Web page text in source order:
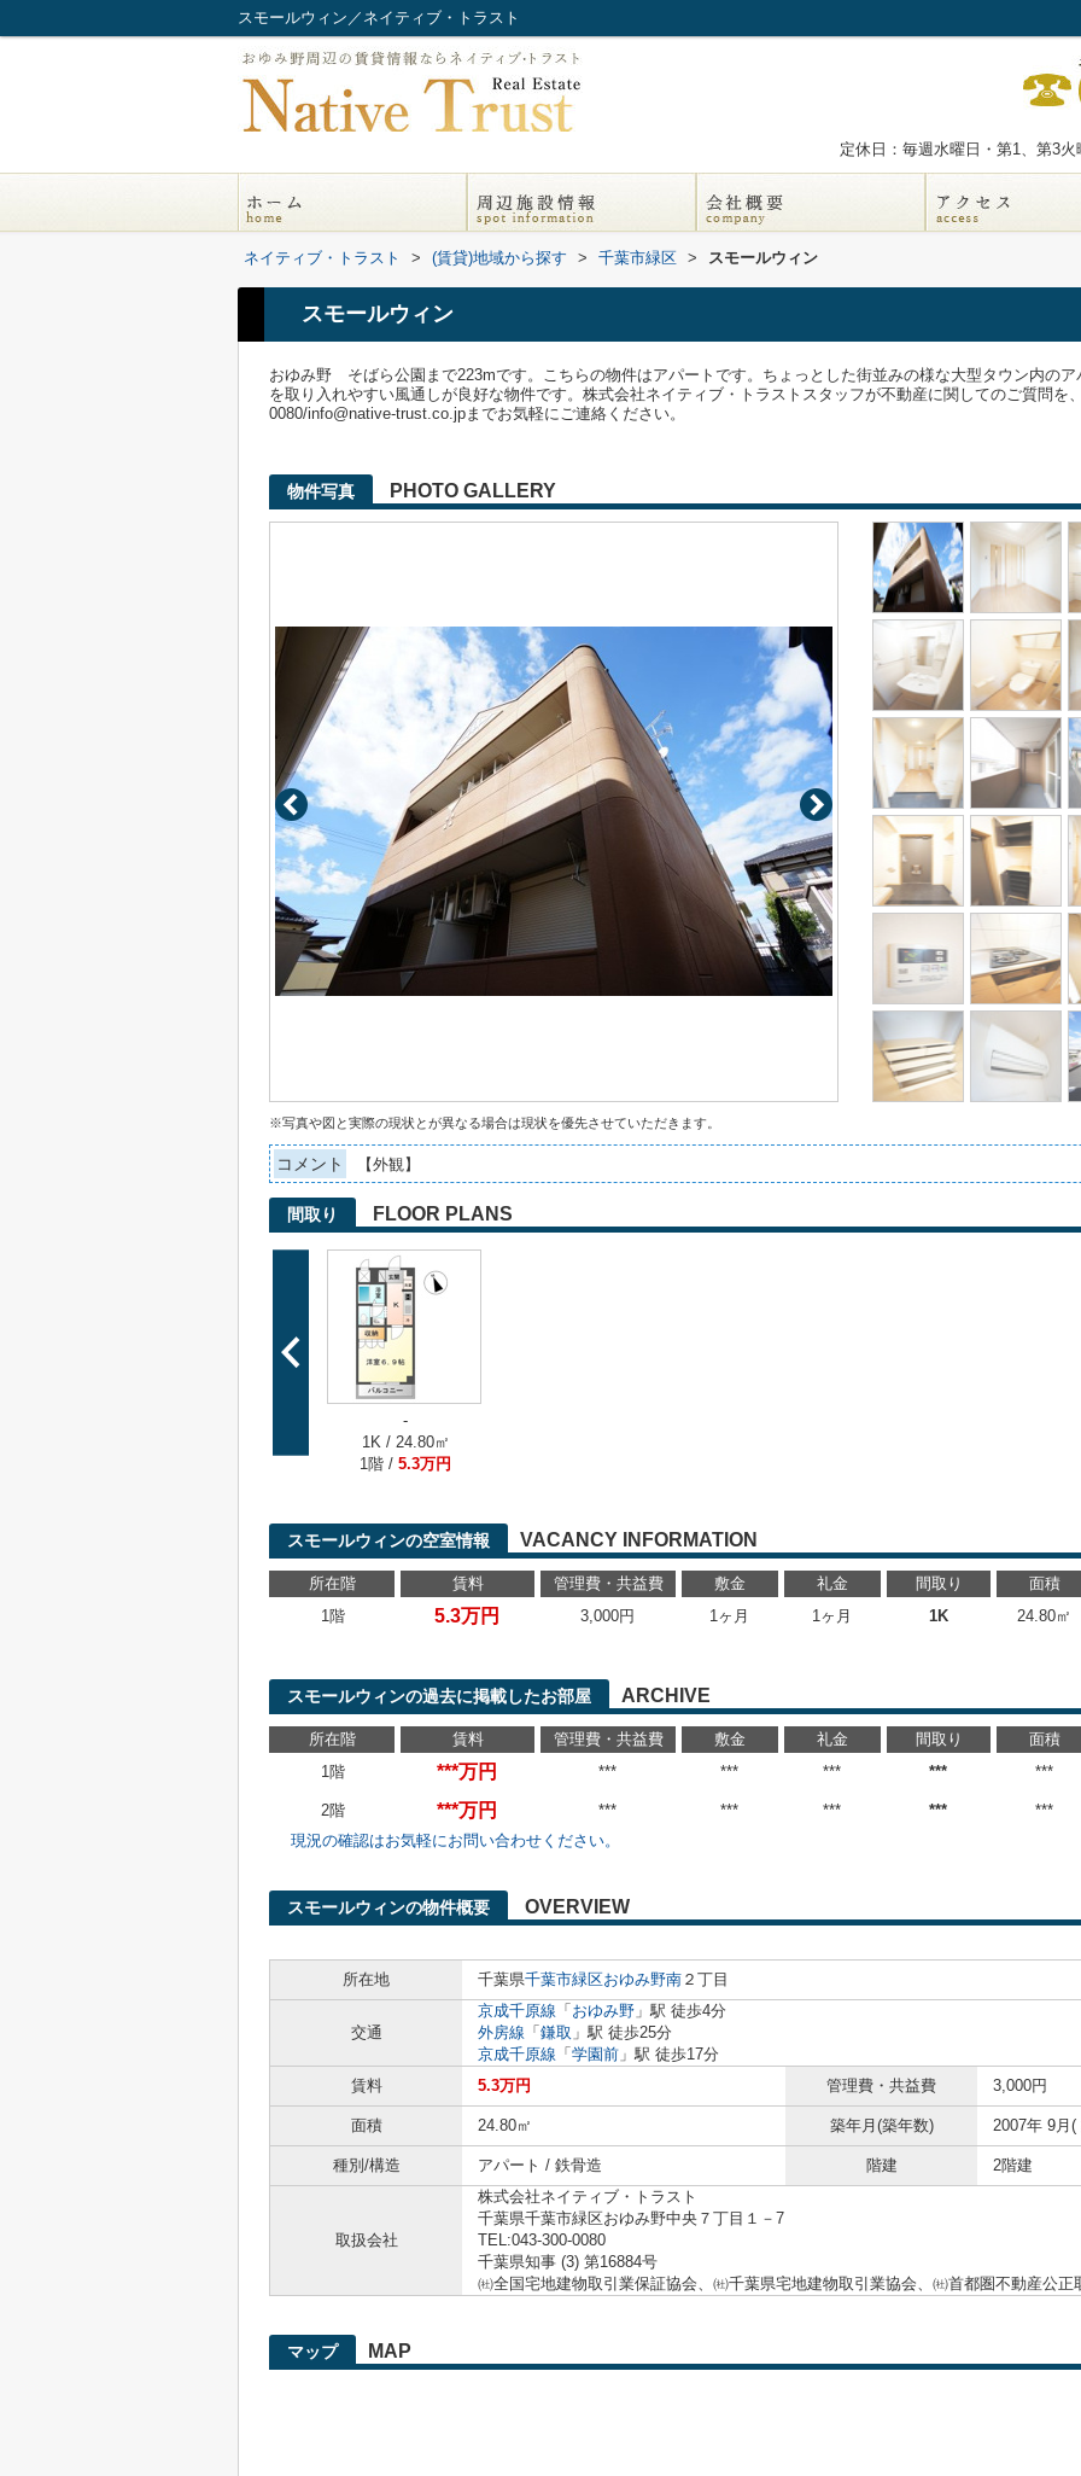
スモールウィン／ネイティブ・トラスト
定休日：毎週水曜日・第1、第3
ネイティブ・トラスト > (賃貸)地域から探す > 千葉市緑区 > スモールウィン
スモールウィン
おゆみ野 そばら公園まで223mです。こちらの物件はアパートです。ちょっとした街並みの様な大型タウン内の
を取り入れやすい風通しが良好な物件です。株式会社ネイティブ・トラストスタッフが不動産に関してのご質問を
0080/info@native-trust.co.jpまでお気軽にご連絡ください。
物件写真 PHOTO GALLERY
※写真や図と実際の現状とが異なる場合は現状を優先させていただきます。
コメント 【外観】
間取り FLOOR PLANS
-
1K / 24.80㎡
1階 / 5.3万円
スモールウィンの空室情報 VACANCY INFORMATION
所在階 賃料 管理費・共益費 敷金 礼金 間取り 面積
1階
5.3万円 3,000円 1ヶ月 1ヶ月 1K 24.80㎡
スモールウィンの過去に掲載したお部屋 ARCHIVE
所在階 賃料 管理費・共益費 敷金 礼金 間取り 面積
1階
***万円 *** *** *** *** ***
2階 ***万円 *** *** *** *** ***
現況の確認はお気軽にお問い合わせください。
スモールウィンの物件概要 OVERVIEW
所在地
千葉県千葉市緑区おゆみ野南 ２丁目
交通
京成千原線 「 おゆみ野 」駅 徒歩4分
外房線 「 鎌取 」駅 徒歩25分
京成千原線 「 学園前 」駅 徒歩17分
賃料
5.3万円 管理費・共益費 3,000円
面積 24.80㎡ 築年月(築年数) 2007年 9月(
種別/構造 アパート / 鉄骨造 階建 2階建
取扱会社
株式会社ネイティブ・トラスト
千葉県千葉市緑区おゆみ野中央７丁目１－7
TEL:043-300-0080
千葉県知事 (3) 第16884号
㈳全国宅地建物取引業保証協会、㈳千葉県宅地建物取引業協会、㈳首都圏不動産公正
マップ MAP